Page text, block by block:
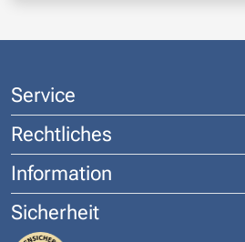
Service
Rechtliches
Information
Sicherheit